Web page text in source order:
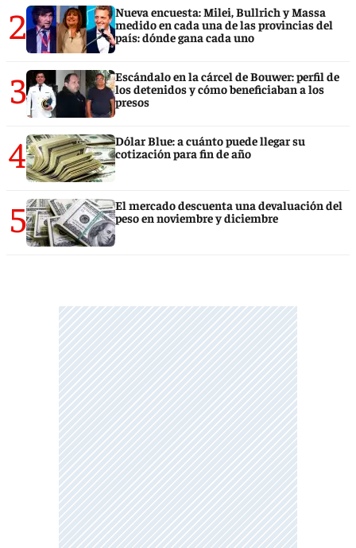
2
Nueva encuesta: Milei, Bullrich y Massa
medido en cada una de las provincias del
país: dónde gana cada uno
3
Escándalo en la cárcel de Bouwer: perfil de
los detenidos y cómo beneficiaban a los
presos
4
Dólar Blue: a cuánto puede llegar su
cotización para fin de año
5
El mercado descuenta una devaluación del
peso en noviembre y diciembre